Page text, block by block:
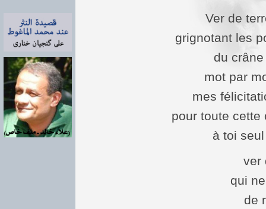
Ver de
grignotant les
du crâne
mot par
mes
pour toute cette
à toi seul
ver
qui
de